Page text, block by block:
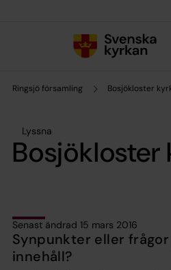
Ringsjö församling Bosjökloster
Lyssna
Bosjökloster
Senast ändrad 15 mars 2016
Synpunkter eller
innehåll?